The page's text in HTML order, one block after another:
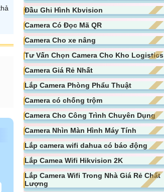
Đầu Ghi Hình Kbvision
Camera Có Đọc Mã QR
Camera Cho xe nâng
Tư Vấn Chọn Camera Cho Kho Logistics
Camera Giá Rẻ Nhất
Lắp Camera Phòng Phẩu Thuật
Camera có chống trộm
Camera Cho Công Trình Chuyên Dụng
Camera Nhìn Màn Hình Máy Tính
Lắp camera wifi dahua có báo động
Lắp Camea Wifi Hikvision 2K
Lắp Camera Wifi Trong Nhà Giá Rẻ Chất
Lượng